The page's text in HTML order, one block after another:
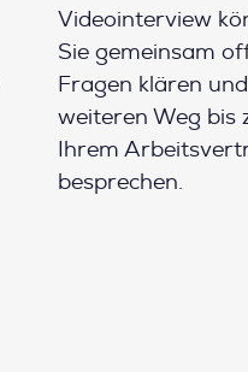
Videointerview
Sie gemeinsam
Fragen klären
weiteren Weg bis
Ihrem
besprechen.